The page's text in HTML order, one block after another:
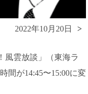
2022年10月20日
風雲放談」（東海ラ
間が14:45〜15:00に変